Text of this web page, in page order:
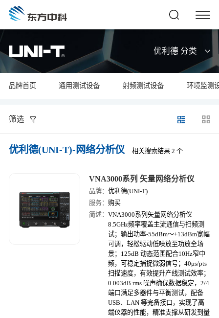
优利德 分类
品牌首页 通用测试设备 射频测试设备 环境监测
筛选
优利德(UNI-T)-网络分析仪 相关搜索结果 2 个
VNA3000系列 矢量网络分析仪
品牌：优利德(UNI-T)
服务： 购买
简述：VNA3000系列矢量网络分析仪
8.5GHz频率覆盖主流通信与扫频测
试；输出功率-55dBm～+13dBm宽幅
可调，轻松驱动低噪放至功放全场
景；125dB 动态范围配合10Hz窄中
频，可稳定捕捉微弱信号；40μs/pts
扫描速度，有效提升产线测试效率；
0.003dB rms 噪声确保数据稳定，2/4
端口满足多器件与平衡测试，配备
USB、LAN 等完备接口，实现了高
端仪器的性能，精准支撑从研发到量